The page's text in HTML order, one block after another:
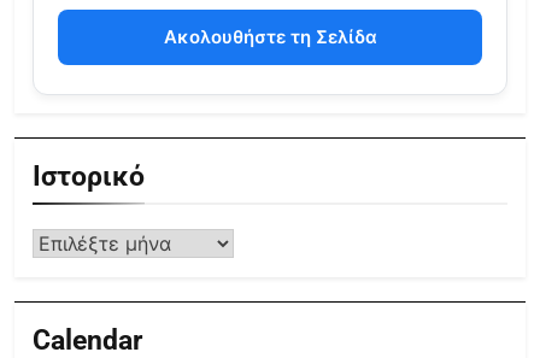
Ακολουθήστε τη Σελίδα
Ιστορικό
Calendar